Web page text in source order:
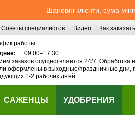
Шановні клієнти, сума
Советы специалистов Видео Как заказать
работы:
09:00–17:30
заказов осуществляется 24/7. Обработка
оформлены в выходные/праздничные дни,
1-2 рабочих дней.
САЖЕНЦЫ УДОБРЕНИЯ